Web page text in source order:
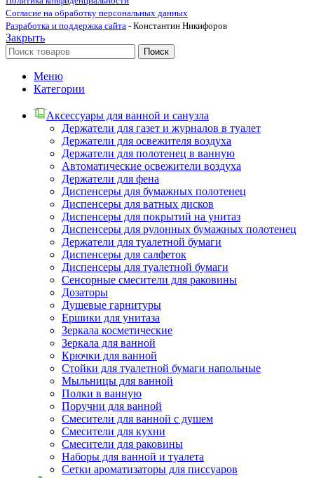
Согласие на обработку персональных данных
Разработка и поддержка сайта - Константин Никифоров
Закрыть
Поиск
Меню
Категории
Аксессуары для ванной и санузла
Держатели для газет и журналов в туалет
Держатели для освежителя воздуха
Держатели для полотенец в ванную
Автоматические освежители воздуха
Держатели для фена
Диспенсеры для бумажных полотенец
Диспенсеры для ватных дисков
Диспенсеры для покрытий на унитаз
Диспенсеры для рулонных бумажных полотенец
Держатели для туалетной бумаги
Диспенсеры для салфеток
Диспенсеры для туалетной бумаги
Сенсорные смесители для раковины
Дозаторы
Душевые гарнитуры
Ершики для унитаза
Зеркала косметические
Зеркала для ванной
Крючки для ванной
Стойки для туалетной бумаги напольные
Мыльницы для ванной
Полки в ванную
Поручни для ванной
Смесители для ванной с душем
Смесители для кухни
Смесители для раковины
Наборы для ванной и туалета
Сетки ароматизаторы для писсуаров